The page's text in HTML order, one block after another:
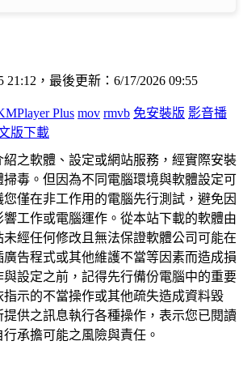
21:12，最後更新：6/17/2026 09:55
Plus mov rmvb 免安裝版 影音播
版下載
紹之軟體、設定或網站服務，經實際安裝
毒。但因為不同電腦環境與軟體設定可
僅在非工作用的電腦先行測試，避免因
工作或電腦運作。從本站下載的軟體由
經任何修改且無法保證軟體公司可能在
告程式或其他維護不當等因素而造成損
設定之前，記得先行備份電腦中的重要
示的不當操作或其他疏失造成資料毀
供之訊息執行各種操作，表示您已閱讀
承擔可能之風險與責任。